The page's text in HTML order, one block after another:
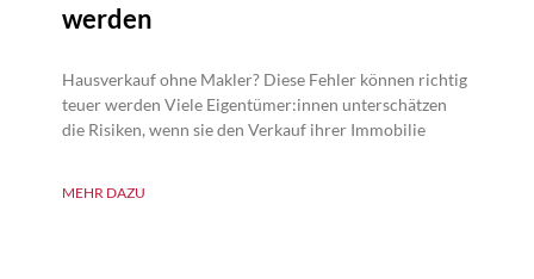
werden
Hausverkauf ohne Makler? Diese Fehler können richtig
teuer werden Viele Eigentümer:innen unterschätzen
die Risiken, wenn sie den Verkauf ihrer Immobilie
MEHR DAZU